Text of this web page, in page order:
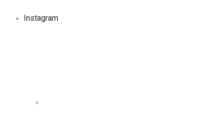
Instagram